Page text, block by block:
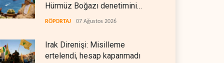
Hürmüz Boğazı denetimini
doğrudan İran ve Umman'a
RÖPORTAJ 07 Ağustos 2026
Irak Direnişi: Misilleme
ertelendi, hesap kapanmadı